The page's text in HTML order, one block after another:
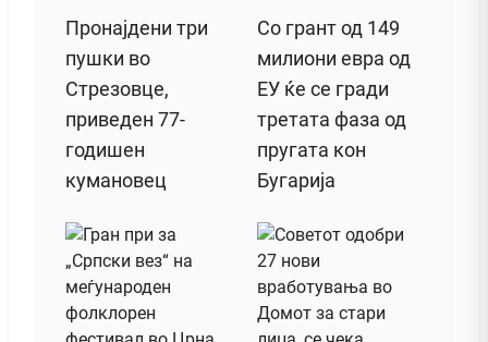
Пронајдени три
пушки во
Стрезовце,
приведен 77-
годишен
кумановец
Со грант од 149
милиони евра од
ЕУ ќе се гради
третата фаза од
пругата кон
Бугарија